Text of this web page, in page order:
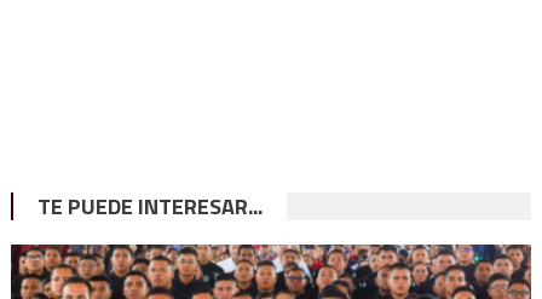
TE PUEDE INTERESAR...